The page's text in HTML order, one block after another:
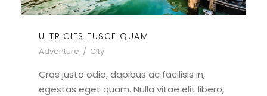
ULTRICIES FUSCE QUAM
Adventure / City
Cras justo odio, dapibus ac facilisis in,
egestas eget quam. Nulla vitae elit libero,